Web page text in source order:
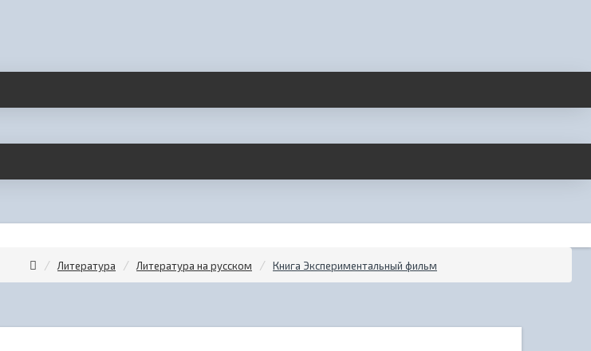
Литература Литература на русском Книга Экспериментальный фильм